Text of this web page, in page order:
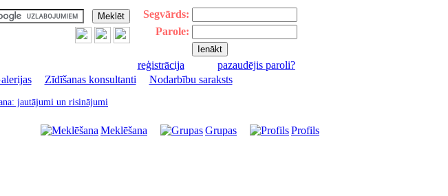
Segvārds:
Parole:
reģistrācija
pazaudējis paroli?
| Zīdīšanas konsultanti Nodarbību saraksts
jautājumi un risinājumi
Meklēšana Grupas Profils